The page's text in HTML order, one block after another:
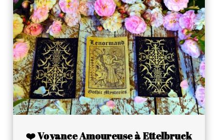
❤️ Voyance Amoureuse à Ettelbruck